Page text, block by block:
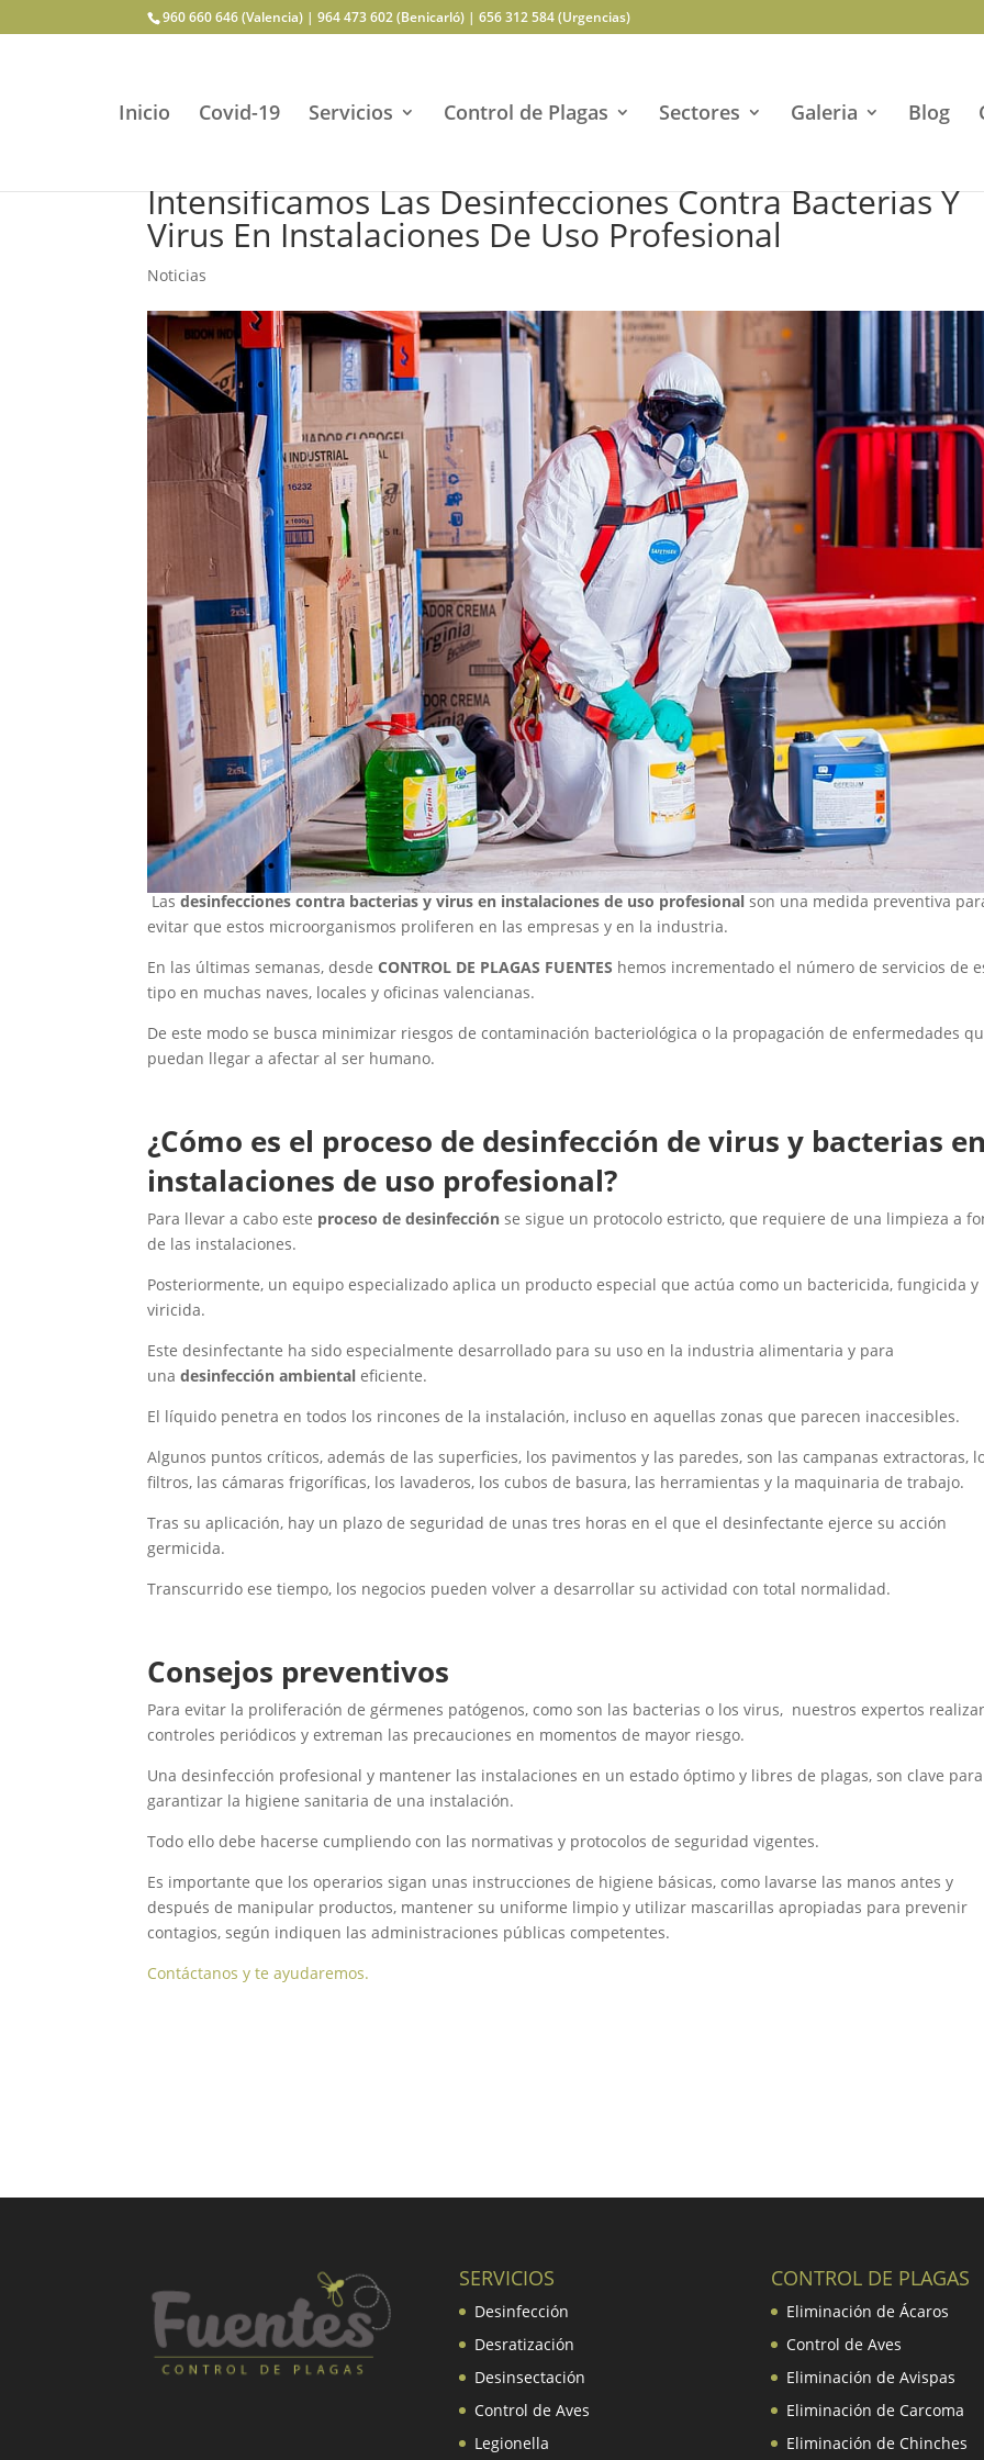
960 660 646 (Valencia) | 964 473 602 (Benicarló) | 656 312 584 (Urgencias)
Inicio Covid-19 Servicios Control de Plagas Sectores Galeria Blog
Intensificamos Las Desinfecciones Contra Bacterias Y
Virus En Instalaciones De Uso Profesional
Noticias
Las desinfecciones contra bacterias y virus en instalaciones de uso profesional son una medida preventiva
evitar que estos microorganismos proliferen en las empresas y en la industria.
En las últimas semanas, desde CONTROL DE PLAGAS FUENTES hemos incrementado el número de servicios de
tipo en muchas naves, locales y oficinas valencianas.
De este modo se busca minimizar riesgos de contaminación bacteriológica o la propagación de enfermedades
puedan llegar a afectar al ser humano.
¿Cómo es el proceso de desinfección de virus y bacterias
instalaciones de uso profesional?
Para llevar a cabo este proceso de desinfección se sigue un protocolo estricto, que requiere de una limpieza a
de las instalaciones.
Posteriormente, un equipo especializado aplica un producto especial que actúa como un bactericida, fungicida y
viricida.
Este desinfectante ha sido especialmente desarrollado para su uso en la industria alimentaria y para
una desinfección ambiental eficiente.
El líquido penetra en todos los rincones de la instalación, incluso en aquellas zonas que parecen inaccesibles.
Algunos puntos críticos, además de las superficies, los pavimentos y las paredes, son las campanas extractoras,
filtros, las cámaras frigoríficas, los lavaderos, los cubos de basura, las herramientas y la maquinaria de trabajo.
Tras su aplicación, hay un plazo de seguridad de unas tres horas en el que el desinfectante ejerce su acción
germicida.
Transcurrido ese tiempo, los negocios pueden volver a desarrollar su actividad con total normalidad.
Consejos preventivos
Para evitar la proliferación de gérmenes patógenos, como son las bacterias o los virus, nuestros expertos
controles periódicos y extreman las precauciones en momentos de mayor riesgo.
Una desinfección profesional y mantener las instalaciones en un estado óptimo y libres de plagas, son clave para
garantizar la higiene sanitaria de una instalación.
Todo ello debe hacerse cumpliendo con las normativas y protocolos de seguridad vigentes.
Es importante que los operarios sigan unas instrucciones de higiene básicas, como lavarse las manos antes y
después de manipular productos, mantener su uniforme limpio y utilizar mascarillas apropiadas para prevenir
contagios, según indiquen las administraciones públicas competentes.
Contáctanos y te ayudaremos.
SERVICIOS
Desinfección
Desratización
Desinsectación
Control de Aves
Legionella
CONTROL DE PLAGAS
Eliminación de Ácaros
Control de Aves
Eliminación de Avispas
Eliminación de Carcoma
Eliminación de Chinches